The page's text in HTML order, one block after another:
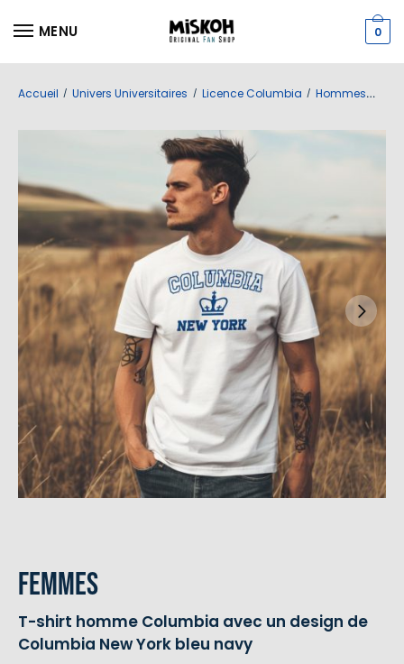
MENU 0
Accueil / Univers Universitaires / Licence Columbia / Hommes
Femmes
T-shirt homme Columbia avec un design de
Columbia New York bleu navy